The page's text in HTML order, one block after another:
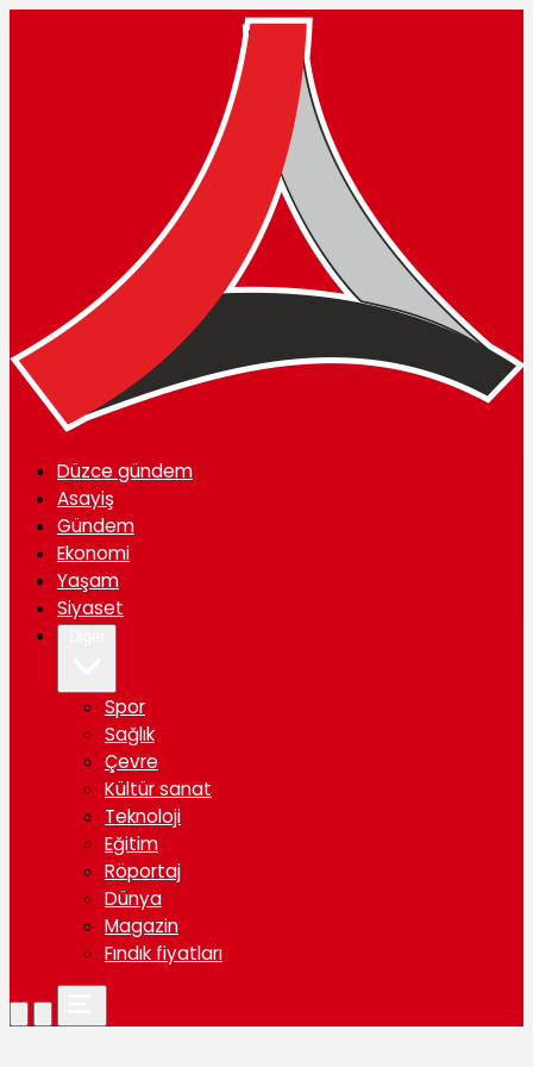
Düzce gündem
Asayiş
Gündem
Ekonomi
Yaşam
Siyaset
Spor
Sağlık
Çevre
Kültür sanat
Teknoloji
Eğitim
Röportaj
Dünya
Magazin
Fındık fiyatları